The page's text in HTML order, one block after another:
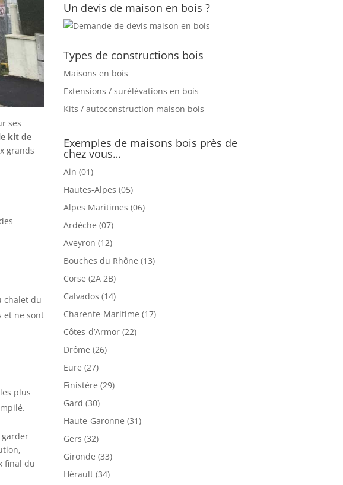
ses
kit de
grands
chalet du
et ne sont
plus
garder
final du
Un devis de maison en bois ?
Types de constructions bois
Maisons en bois
Extensions / surélévations en bois
Kits / autoconstruction maison bois
Exemples de maisons bois près de
chez vous…
Ain (01)
Hautes-Alpes (05)
Alpes Maritimes (06)
Ardèche (07)
Aveyron (12)
Bouches du Rhône (13)
Corse (2A 2B)
Calvados (14)
Charente-Maritime (17)
Côtes-d’Armor (22)
Drôme (26)
Eure (27)
Finistère (29)
Gard (30)
Haute-Garonne (31)
Gers (32)
Gironde (33)
Hérault (34)